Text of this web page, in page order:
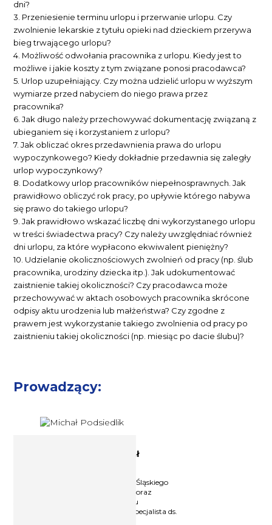
dni?
3. Przeniesienie terminu urlopu i przerwanie urlopu. Czy
zwolnienie lekarskie z tytułu opieki nad dzieckiem przerywa
bieg trwającego urlopu?
4. Możliwość odwołania pracownika z urlopu. Kiedy jest to
możliwe i jakie koszty z tym związane ponosi pracodawca?
5. Urlop uzupełniający. Czy można udzielić urlopu w wyższym
wymiarze przed nabyciem do niego prawa przez
pracownika?
6. Jak długo należy przechowywać dokumentację związaną z
ubieganiem się i korzystaniem z urlopu?
7. Jak obliczać okres przedawnienia prawa do urlopu
wypoczynkowego? Kiedy dokładnie przedawnia się zaległy
urlop wypoczynkowy?
8. Dodatkowy urlop pracowników niepełnosprawnych. Jak
prawidłowo obliczyć rok pracy, po upływie którego nabywa
się prawo do takiego urlopu?
9. Jak prawidłowo wskazać liczbę dni wykorzystanego urlopu
w treści świadectwa pracy? Czy należy uwzględniać również
dni urlopu, za które wypłacono ekwiwalent pieniężny?
10. Udzielanie okolicznościowych zwolnień od pracy (np. ślub
pracownika, urodziny dziecka itp.). Jak udokumentować
zaistnienie takiej okoliczności? Czy pracodawca może
przechowywać w aktach osobowych pracownika skrócone
odpisy aktu urodzenia lub małżeństwa? Czy zgodne z
prawem jest wykorzystanie takiego zwolnienia od pracy po
zaistnieniu takiej okoliczności (np. miesiąc po dacie ślubu)?
Prowadzący:
Ekspert prawa pracy Michał
Prawnik, Absolwent Uniwersytetu Śląskiego
na Wydziale Prawa i Administracji oraz
studiów podyplomowych z zakresu
zarządzania zasobami ludzkimi. Specjalista ds.